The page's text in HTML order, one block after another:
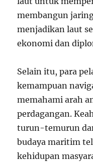
membangun
menjadikan laut
ekonomi dan
Selain itu, para
kemampuan
memahami arah
perdagangan.
turun-temurun
budaya maritim
kehidupan